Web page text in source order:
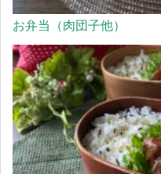
お弁当（肉団子他）